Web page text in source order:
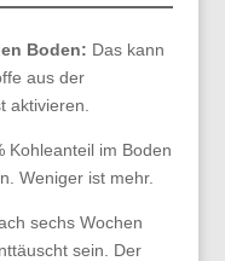
Boden: Das kann
aus der
aktivieren.
Kohleanteil im Boden
Weniger ist mehr.
sechs Wochen
sein. Der